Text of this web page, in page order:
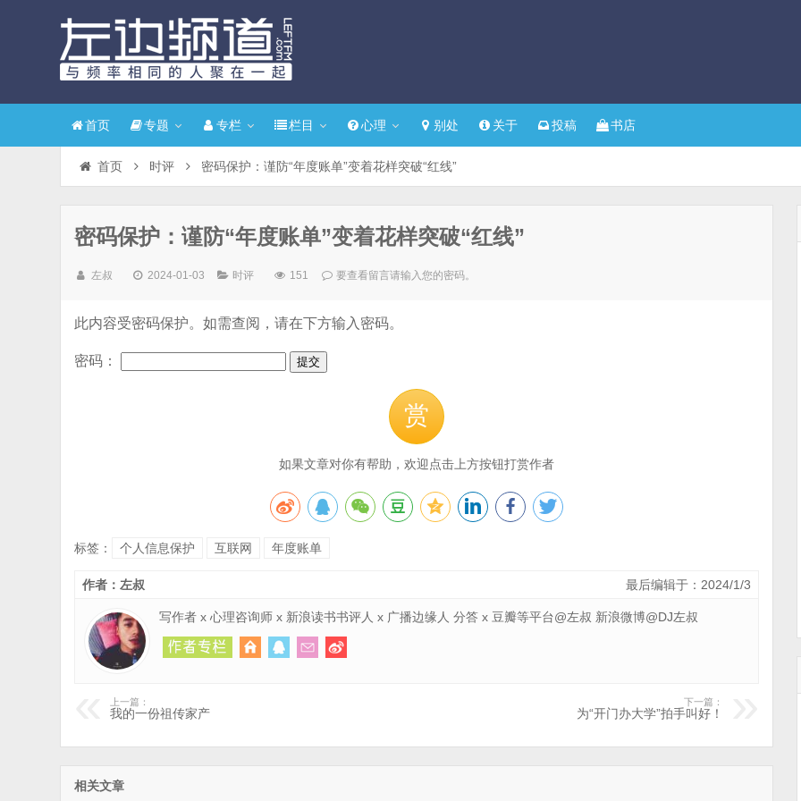
首页 专题 专栏 栏目 心理 别处 关于 投稿 书店
首页 时评 密码保护：谨防“年度账单”变着花样突破“红线”
密码保护：谨防“年度账单”变着花样突破“红线”
左叔 2024-01-03 时评 151 要查看留言请输入您的密码。
此内容受密码保护。如需查阅，请在下方输入密码。
密码：
赏
如果文章对你有帮助，欢迎点击上方按钮打赏作者
标签： 个人信息保护 互联网 年度账单
最后编辑于：2024/1/3
作者：左叔
写作者 x 心理咨询师 x 新浪读书书评人 x 广播边缘人 分答 x 豆瓣等平台@左叔 新浪微博@DJ左叔
上一篇：
我的一份祖传家产
下一篇：
为“开门办大学”拍手叫好！
相关文章